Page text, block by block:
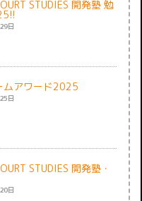
STUDIES 開発塾 勉
日
ムアワード2025
日
STUDIES 開発塾・
日